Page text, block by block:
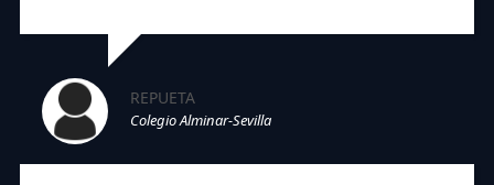
REPUETA
Colegio Alminar-Sevilla